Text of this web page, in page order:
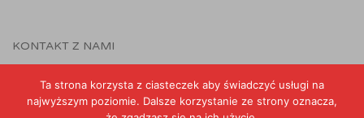
KONTAKT Z NAMI
Ta strona korzysta z ciasteczek aby świadczyć usługi na
najwyższym poziomie. Dalsze korzystanie ze strony oznacza,